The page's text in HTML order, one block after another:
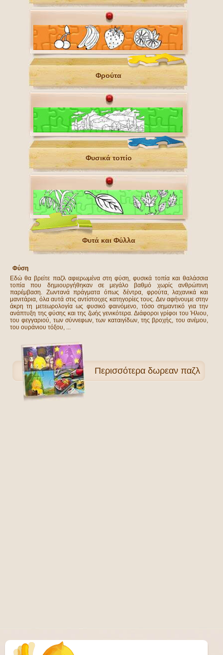
Φρούτα
Φυσικά τοπίo
Φυτά και Φύλλα
Φύση
Εδώ θα βρείτε παζλ αφιερωμένα στη φύση, φυσικά τοπία και θαλάσσια
τοπία που δημιουργήθηκαν σε μεγάλο βαθμό χωρίς ανθρώπινη
παρέμβαση. Ζωντανά πράγματα όπως δέντρα, φρούτα, λαχανικά και
μανιτάρια, όλα αυτά στις αντίστοιχες κατηγορίες τους. Δεν αφήνουμε στην
άκρη τη μετεωρολογία ως φυσικό φαινόμενο, τόσο σημαντικό για την
ανάπτυξη της φύσης και της ζωής γενικότερα. Διάφοροι γρίφοι του Ήλιου,
του φεγγαριού, των σύννεφων, των καταιγίδων, της βροχής, του ανέμου,
του ουράνιου τόξου, ...
Περισσότερα δωρεαν παζλ